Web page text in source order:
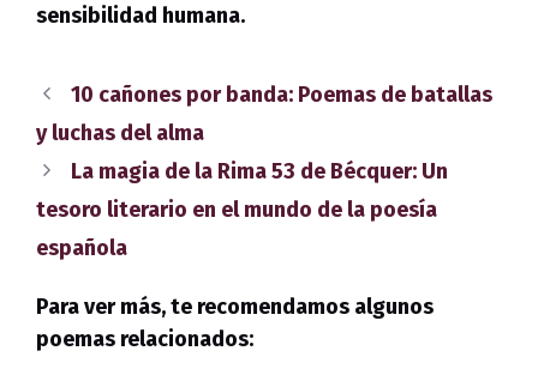
sensibilidad humana.
10 cañones por banda: Poemas de batallas
y luchas del alma
La magia de la Rima 53 de Bécquer: Un
tesoro literario en el mundo de la poesía
española
Para ver más, te recomendamos algunos
poemas relacionados: